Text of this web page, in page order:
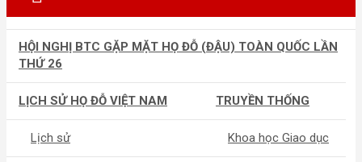
HỘI NGHỊ BTC GẶP MẶT HỌ ĐỖ (ĐẬU) TOÀN QUỐC LẦN
THỨ 26
LỊCH SỬ HỌ ĐỖ VIỆT NAM
Lịch sử
TRUYỀN THỐNG
Khoa học Giao dục